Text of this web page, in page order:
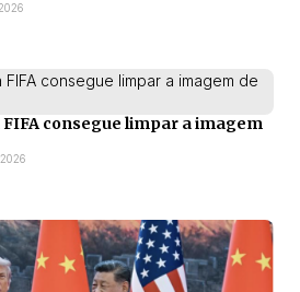
consegue limpar a imagem